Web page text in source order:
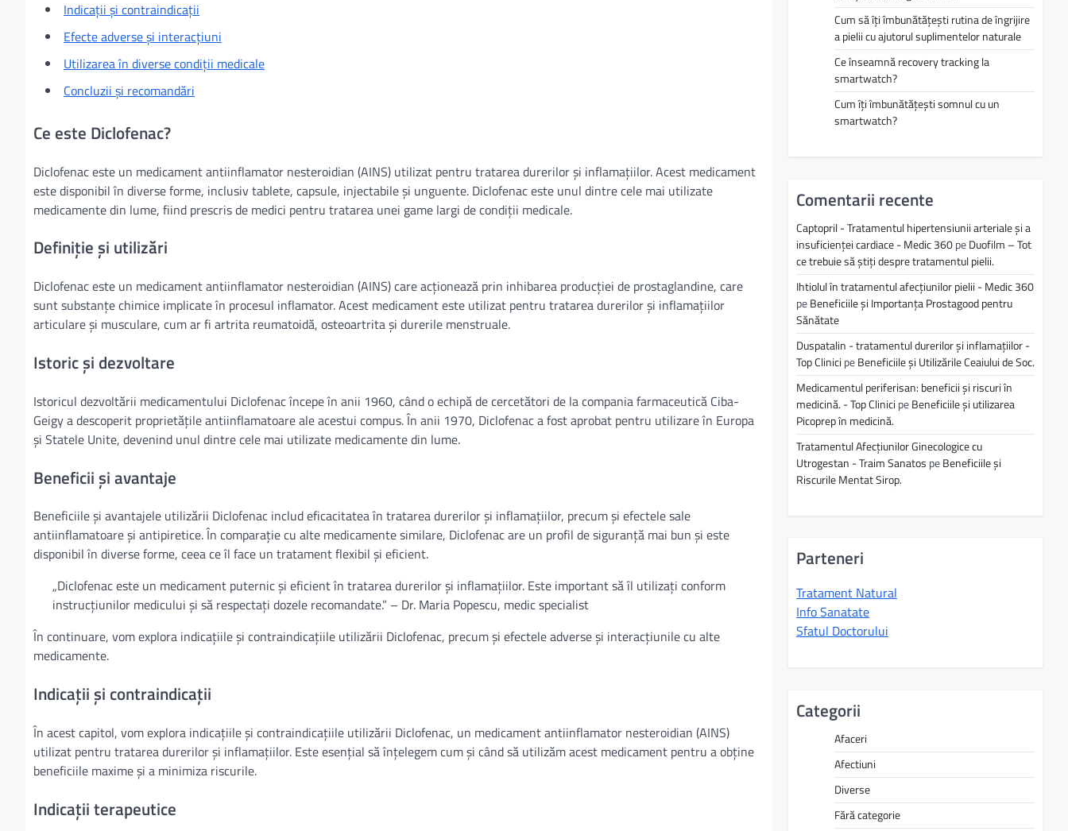
Indicații și contraindicații
Efecte adverse și interacțiuni
Utilizarea în diverse condiții medicale
Concluzii și recomandări
Ce este Diclofenac?
Diclofenac este un medicament antiinflamator nesteroidian (AINS) utilizat pentru tratarea durerilor și inflamațiilor. Acest medicament
este disponibil în diverse forme, inclusiv tablete, capsule, injectabile și unguente. Diclofenac este unul dintre cele mai utilizate
medicamente din lume, fiind prescris de medici pentru tratarea unei game largi de condiții medicale.
Definiție și utilizări
Diclofenac este un medicament antiinflamator nesteroidian (AINS) care acționează prin inhibarea producției de prostaglandine, care
sunt substanțe chimice implicate în procesul inflamator. Acest medicament este utilizat pentru tratarea durerilor și inflamațiilor
articulare și musculare, cum ar fi artrita reumatoidă, osteoartrita și durerile menstruale.
Istoric și dezvoltare
Istoricul dezvoltării medicamentului Diclofenac începe în anii 1960, când o echipă de cercetători de la compania farmaceutică Ciba-
Geigy a descoperit proprietățile antiinflamatoare ale acestui compus. În anii 1970, Diclofenac a fost aprobat pentru utilizare în Europa
și Statele Unite, devenind unul dintre cele mai utilizate medicamente din lume.
Beneficii și avantaje
Beneficiile și avantajele utilizării Diclofenac includ eficacitatea în tratarea durerilor și inflamațiilor, precum și efectele sale
antiinflamatoare și antipiretice. În comparație cu alte medicamente similare, Diclofenac are un profil de siguranță mai bun și este
disponibil în diverse forme, ceea ce îl face un tratament flexibil și eficient.
„Diclofenac este un medicament puternic și eficient în tratarea durerilor și inflamațiilor. Este important să îl utilizați conform
instrucțiunilor medicului și să respectați dozele recomandate.” – Dr. Maria Popescu, medic specialist
În continuare, vom explora indicațiile și contraindicațiile utilizării Diclofenac, precum și efectele adverse și interacțiunile cu alte
medicamente.
Indicații și contraindicații
În acest capitol, vom explora indicațiile și contraindicațiile utilizării Diclofenac, un medicament antiinflamator nesteroidian (AINS)
utilizat pentru tratarea durerilor și inflamațiilor. Este esențial să înțelegem cum și când să utilizăm acest medicament pentru a obține
beneficiile maxime și a minimiza riscurile.
Indicații terapeutice
Cum să îți îmbunătățești rutina de îngrijire
a pielii cu ajutorul suplimentelor naturale
Ce înseamnă recovery tracking la
smartwatch?
Cum îți îmbunătățești somnul cu un
smartwatch?
Comentarii recente
Captopril - Tratamentul hipertensiunii arteriale și a
insuficienței cardiace - Medic 360peDuofilm – Tot
ce trebuie să știți despre tratamentul pielii.
Ihtiolul în tratamentul afecțiunilor pielii - Medic 360
peBeneficiile și Importanța Prostagood pentru
Sănătate
Duspatalin - tratamentul durerilor și inflamațiilor -
Top Clinici peBeneficiile și Utilizările Ceaiului de Soc.
Medicamentul periferisan: beneficii și riscuri în
medicină. - Top Clinici peBeneficiile și utilizarea
Picoprep în medicină.
Tratamentul Afecțiunilor Ginecologice cu
Utrogestan - Traim Sanatos peBeneficiile și
Riscurile Mentat Sirop.
Parteneri
Tratament Natural
Info Sanatate
Sfatul Doctorului
Categorii
Afaceri
Afectiuni
Diverse
Fără categorie